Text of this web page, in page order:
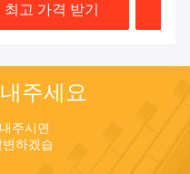
최고 가격 받기
주세요
주시면
하겠습